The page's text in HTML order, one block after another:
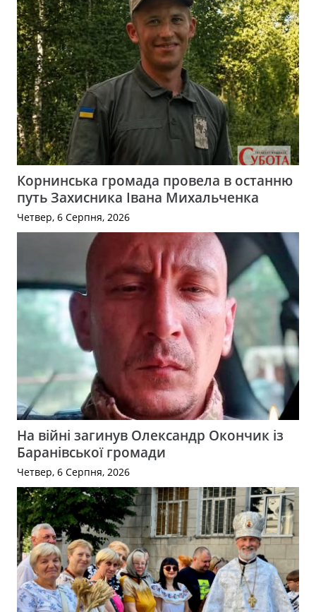
Корнинська громада провела в останню
путь Захисника Івана Михальченка
Четвер, 6 Серпня, 2026
На війні загинув Олександр Окончик із
Баранівської громади
Четвер, 6 Серпня, 2026